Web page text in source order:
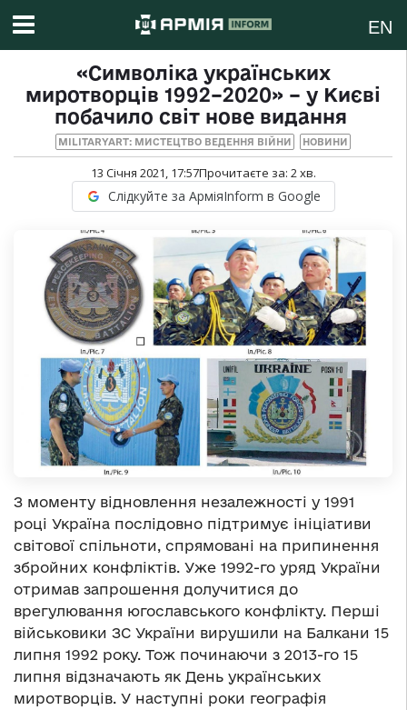
EN
«Символіка українських
миротворців 1992–2020» – у Києві
побачило світ нове видання
MILITARYART: МИСТЕЦТВО ВЕДЕННЯ ВІЙНИ НОВИНИ
13 Січня 2021, 17:57Прочитаєте за: 2хв.
Слідкуйте за АрміяInform в Google
З моменту відновлення незалежності у 1991
році Україна послідовно підтримує ініціативи
світової спільноти, спрямовані на припинення
збройних конфліктів. Уже 1992-го уряд України
отримав запрошення долучитися до
врегулювання югославського конфлікту. Перші
військовики ЗС України вирушили на Балкани 15
липня 1992 року. Тож починаючи з 2013-го 15
липня відзначають як День українських
миротворців. У наступні роки географія